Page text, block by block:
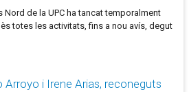
Nord de la UPC ha tancat temporalment
totes les activitats, fins a nou avís, degut
Arroyo i Irene Arias, reconeguts